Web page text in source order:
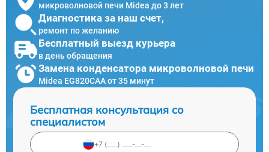
микроволновой печи Midea до 3 лет
Диагностика за наш счет,
ремонт по желанию
Бесплатный выезд курьера
в день обращения
Замена конденсатора микроволновой печи
Midea EG820CAA от 35 минут
Бесплатная консультация со
специалистом